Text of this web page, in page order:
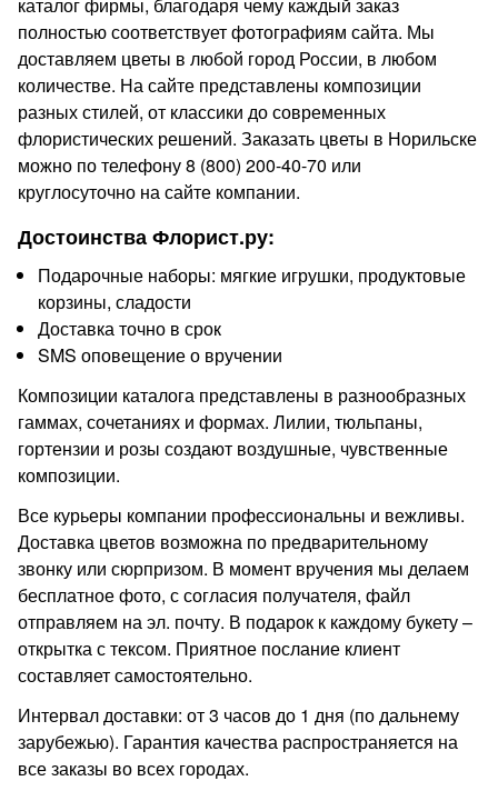
полностью соответствует фотографиям сайта. Мы
доставляем цветы в любой город России, в любом
количестве. На сайте представлены композиции
разных стилей, от классики до современных
флористических решений. Заказать цветы в Норильске
можно по телефону 8 (800) 200-40-70 или
круглосуточно на сайте компании.
Достоинства Флорист.ру:
Подарочные наборы: мягкие игрушки, продуктовые
корзины, сладости
Доставка точно в срок
SMS оповещение о вручении
Композиции каталога представлены в разнообразных
гаммах, сочетаниях и формах. Лилии, тюльпаны,
гортензии и розы создают воздушные, чувственные
композиции.
Все курьеры компании профессиональны и вежливы.
Доставка цветов возможна по предварительному
звонку или сюрпризом. В момент вручения мы делаем
бесплатное фото, с согласия получателя, файл
отправляем на эл. почту. В подарок к каждому букету –
открытка с тексом. Приятное послание клиент
составляет самостоятельно.
Интервал доставки: от 3 часов до 1 дня (по дальнему
зарубежью). Гарантия качества распространяется на
все заказы во всех городах.